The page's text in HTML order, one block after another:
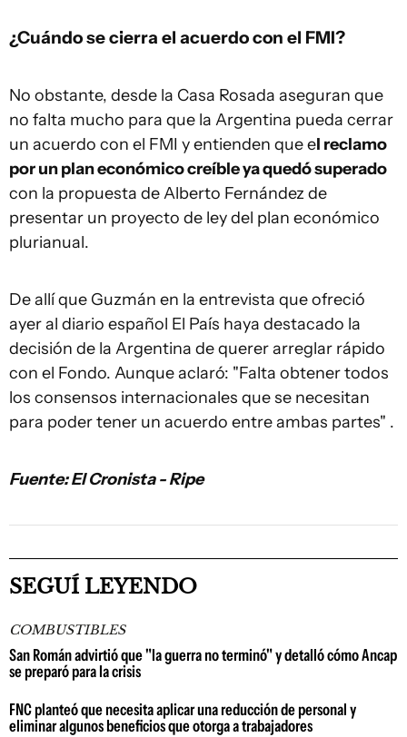
¿Cuándo se cierra el acuerdo con el FMI?
No obstante, desde la Casa Rosada aseguran que
no falta mucho para que la Argentina pueda cerrar
un acuerdo con el FMI y entienden que el reclamo
por un plan económico creíble ya quedó superado
con la propuesta de Alberto Fernández de
presentar un proyecto de ley del plan económico
plurianual.
De allí que Guzmán en la entrevista que ofreció
ayer al diario español El País haya destacado la
decisión de la Argentina de querer arreglar rápido
con el Fondo. Aunque aclaró: "Falta obtener todos
los consensos internacionales que se necesitan
para poder tener un acuerdo entre ambas partes" .
Fuente: El Cronista - Ripe
SEGUÍ LEYENDO
COMBUSTIBLES
San Román advirtió que "la guerra no terminó" y detalló cómo Ancap
se preparó para la crisis
FNC planteó que necesita aplicar una reducción de personal y
eliminar algunos beneficios que otorga a trabajadores